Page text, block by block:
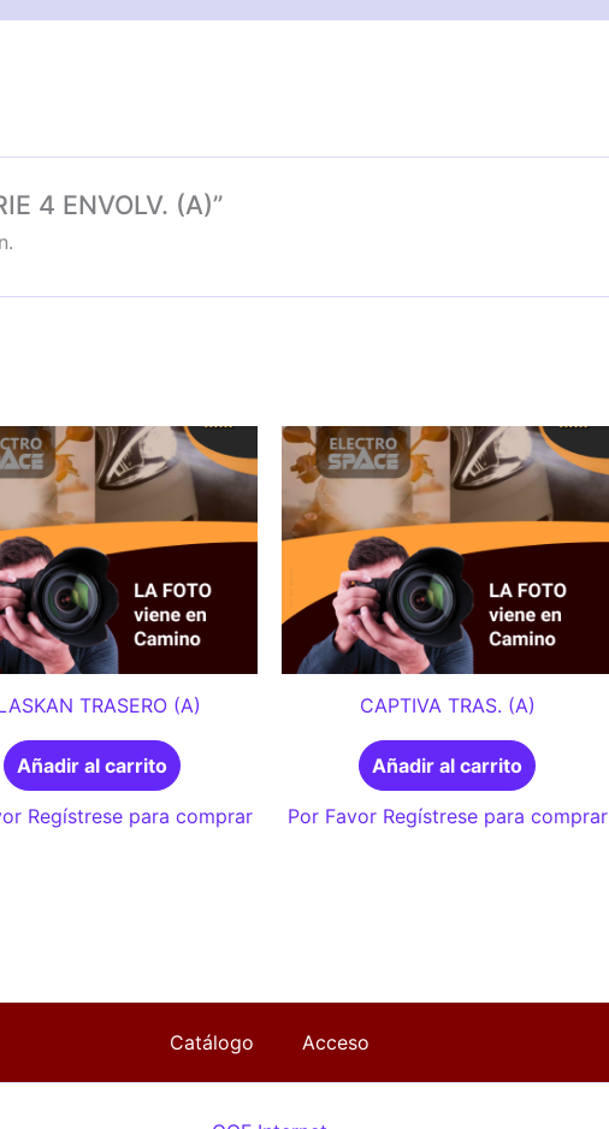
4 ENVOLV. (A)”
TRASERO (A)
Añadir al carrito
Regístrese para comprar
CAPTIVA TRAS. (A)
Añadir al carrito
Por Favor Regístrese para comprar
Catálogo Acceso